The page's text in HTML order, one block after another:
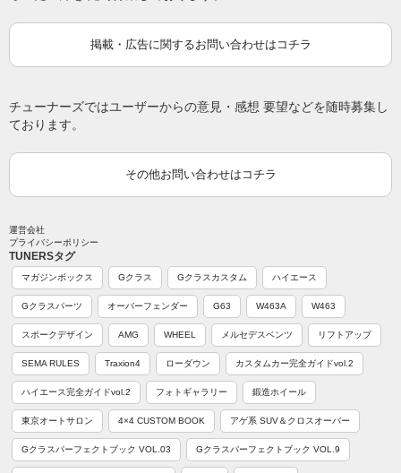
掲載・広告に関するお問い合わせはコチラ
チューナーズではユーザーからの意見・感想 要望などを随時募集し
ております。
その他お問い合わせはコチラ
運営会社
プライバシーポリシー
TUNERSタグ
マガジンボックス Gクラス Gクラスカスタム ハイエース
Gクラスパーツ オーバーフェンダー G63 W463A W463
スポークデザイン AMG WHEEL メルセデスベンツ リフトアップ
SEMA RULES Traxion4 ローダウン カスタムカー完全ガイドvol.2
ハイエース完全ガイドvol.2 フォトギャラリー 鍛造ホイール
東京オートサロン 4×4 CUSTOM BOOK アゲ系 SUV＆クロスオーバー
Gクラスパーフェクトブック VOL.03 Gクラスパーフェクトブック VOL.9